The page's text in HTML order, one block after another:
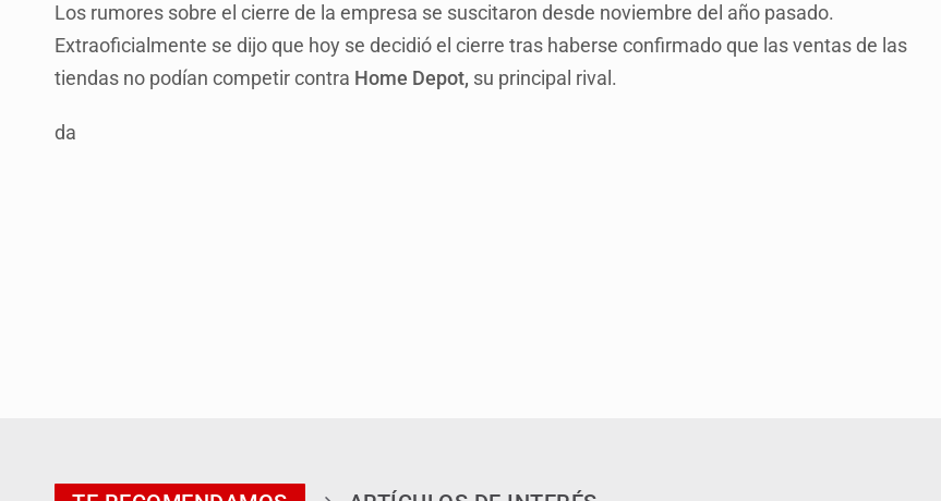
Los rumores sobre el cierre de la empresa se suscitaron desde noviembre del año pasado.
Extraoficialmente se dijo que hoy se decidió el cierre tras haberse confirmado que las ventas de las
tiendas no podían competir contra Home Depot, su principal rival.
da